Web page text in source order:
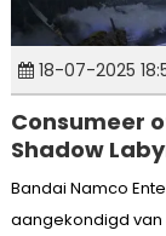
18-07-2025
Consumeer
Shadow
Bandai Namco
aangekondigd van